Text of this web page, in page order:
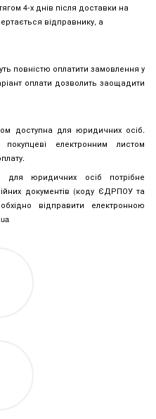
4-х днів після доставки на
відправнику, а
повністю оплатити замовлення у
оплати дозволить заощадити
доступна для юридичних осіб.
електронним листом
для юридичних осіб потрібне
документів (коду ЄДРПОУ та
відправити електронною